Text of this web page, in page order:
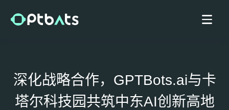
深化战略合作，GPTBots.ai与卡
塔尔科技园共筑中东AI创新高地